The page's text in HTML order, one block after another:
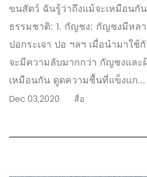
ขนสัตว์ ฉันรู้ว่าถึงแม้จะเหมือนกั
ธรรมชาติ: 1. กัญชง: กัญชงมีหล
ปอกระเจา ปอ ฯลฯ เมื่อนำมาใ
จะมีความลับมากกว่า กัญชงแล
เหมือนกัน ดูดความชื้นที่แข็งแก...
Dec 03,2020
สื่อ